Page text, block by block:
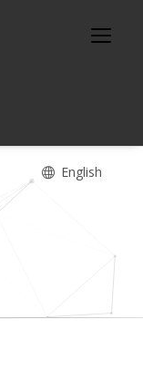
English